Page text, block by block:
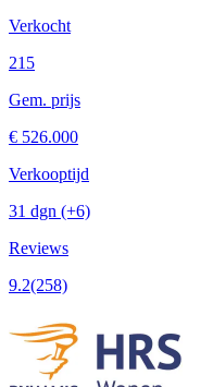
Verkocht
215
Gem. prijs
€ 526.000
Verkooptijd
31 dgn (+6)
Reviews
9.2(258)